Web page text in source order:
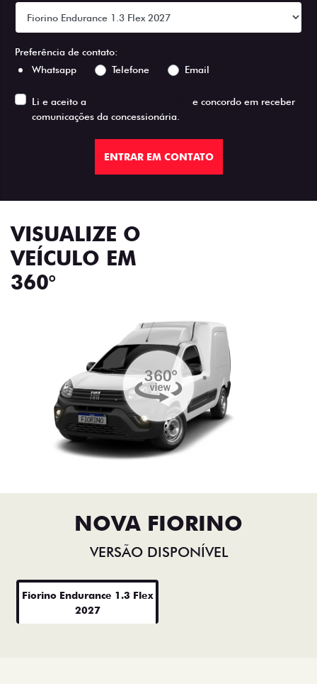
Preferência de contato:
Whatsapp
Telefone Email
Li e aceito a
e concordo em receber
comunicações da concessionária.
ENTRAR EM CONTATO
VISUALIZE O
VEÍCULO EM
360°
NOVA FIORINO
VERSÃO DISPONÍVEL
Fiorino Endurance 1.3 Flex
2027